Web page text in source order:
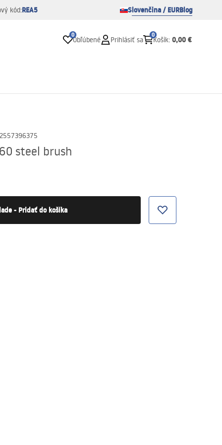
kód:REA5 Slovenčina / EURBlog
0
Obľúbené Prihlásiť sa
0
Košík: 0,00 €
steel brush
- Pridať do košíka